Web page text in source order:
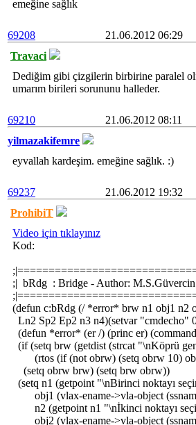
emeğine sağlık
69208
21.06.2012 06:29
Travaci
Dediğim gibi çizgilerin birbirine paralel
umarım birileri sorununu halleder.
69210
21.06.2012 08:11
yilmazakifemre
eyvallah kardeşim. emeğine sağlık. :)
69237
21.06.2012 19:32
ProhibiT
Video için tıklayınız
Kod:
;| bRdg : Bridge - Author:
(defun c:bRdg (/ *error* brw n1 obj1 n2
Ln2 Sp2 Ep2 n3 n4)(setvar
(defun *error* (er /) (princ er)
(if (setq brw (getdist (strcat "\nKöprü
(rtos (if (not obrw) (setq obrw 10)
(setq obrw brw) (setq brw obrw))
(setq n1 (getpoint "\nBirinci noktayı
obj1 (vlax-ename->vla-object
n2 (getpoint n1 "\nİkinci noktayı
obj2 (vlax-ename->vla-object